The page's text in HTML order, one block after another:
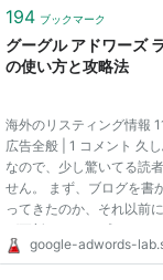
194 ブックマーク
グーグル アドワーズ
の使い方と攻略法
海外のリスティング情報
広告全般 | 1 コメント 久
なので、少し驚いてる読
せん。 まず、ブログを書
ってきたのか、それ以前
グ更新をストップしたの
ぜブログ更新をストップ
google-adwords-